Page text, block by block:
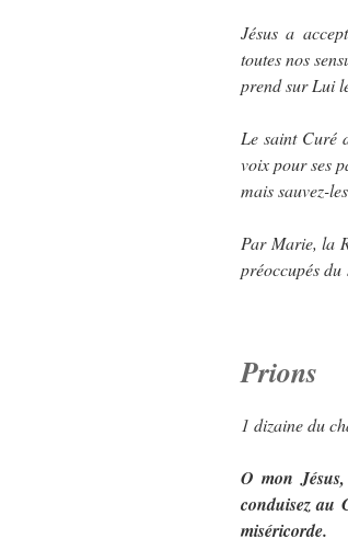
Jésus a
toutes nos
prend sur Lui
Le saint Curé
voix pour ses
mais sauvez-
Par Marie, la
préoccupés du
Prions
1 dizaine du
O mon
conduisez au
miséricorde.